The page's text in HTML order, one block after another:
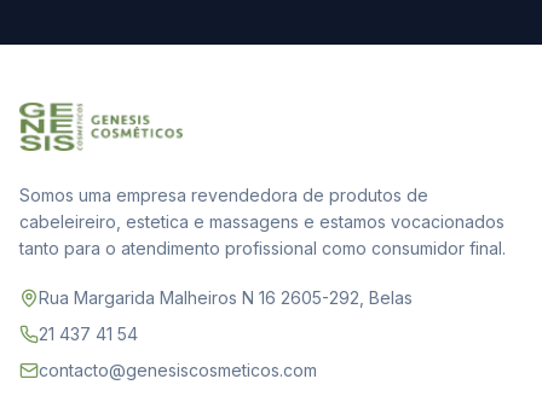
Somos uma empresa revendedora de produtos de
cabeleireiro, estetica e massagens e estamos vocacionados
tanto para o atendimento profissional como consumidor final.
Rua Margarida Malheiros N 16 2605-292, Belas
21 437 41 54
contacto@genesiscosmeticos.com